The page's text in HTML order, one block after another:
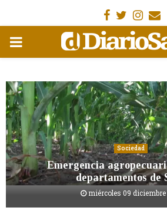
Facebook
Gorjeo
MENÚ
Sociedad
Emergencia
departamentos de
miércoles 09 diciembre